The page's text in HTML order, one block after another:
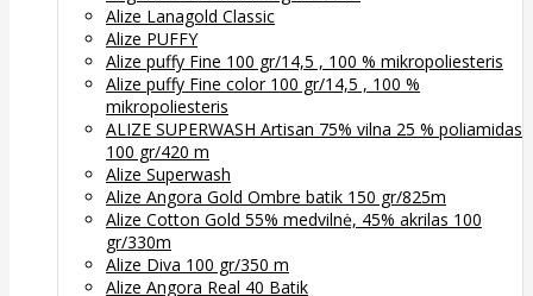
Alize Lanagold Classic
Alize PUFFY
Alize puffy Fine 100 gr/14,5 , 100 % mikropoliesteris
Alize puffy Fine color 100 gr/14,5 , 100 %
mikropoliesteris
ALIZE SUPERWASH Artisan 75% vilna 25 % poliamidas
100 gr/420 m
Alize Superwash
Alize Angora Gold Ombre batik 150 gr/825m
Alize Cotton Gold 55% medvilnė, 45% akrilas 100
gr/330m
Alize Diva 100 gr/350 m
Alize Angora Real 40 Batik